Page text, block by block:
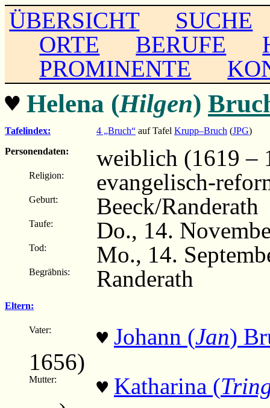
ÜBERSICHT
SUCHE
ORTE
BERUFE
PROMINENTE
♥ Helena (Hilgen)
Tafelindex: 4 „Bruch“ auf Tafel Krupp–Bruch (JPG)
Personendaten:
weiblich (1619 –
Religion: evangelisch-
Geburt: Beeck/Randerath
Taufe: Do., 14.
Tod: Mo., 14.
Begräbnis: Randerath
Eltern:
Vater: ♥ Johann (Jan)
1656)
Mutter: ♥ Katharina (